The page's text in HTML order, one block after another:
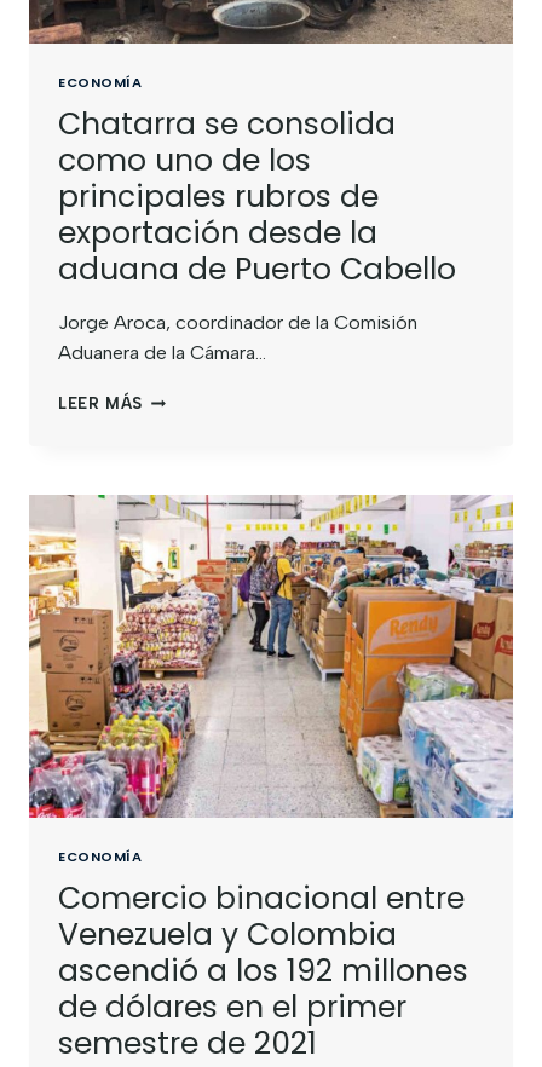
ECONOMÍA
Chatarra se consolida
como uno de los
principales rubros de
exportación desde la
aduana de Puerto Cabello
Jorge Aroca, coordinador de la Comisión
Aduanera de la Cámara…
LEER MÁS
ECONOMÍA
Comercio binacional entre
Venezuela y Colombia
ascendió a los 192 millones
de dólares en el primer
semestre de 2021